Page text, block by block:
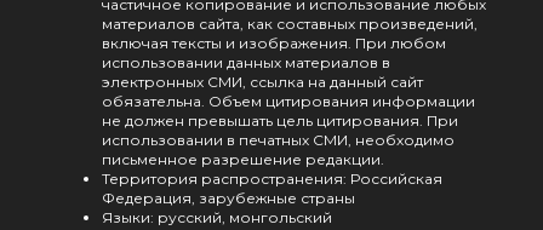
частичное копирование и использование любых
материалов сайта, как составных произведений,
включая тексты и изображения. При любом
использовании данных материалов в
электронных СМИ, ссылка на данный сайт
обязательна. Объем цитирования информации
не должен превышать цель цитирования. При
использовании в печатных СМИ, необходимо
письменное разрешение редакции.
Территория распространения: Российская
Федерация, зарубежные страны
Языки: русский, монгольский